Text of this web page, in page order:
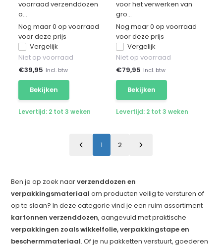
voorraad verzenddozen
o...
Nog maar 0 op voorraad
voor deze prijs
Vergelijk
Niet op voorraad
€39,95 Incl. btw
Bekijken
Levertijd: 2 tot 3 weken
voor het verwerken van
gro...
Nog maar 0 op voorraad
voor deze prijs
Vergelijk
Niet op voorraad
€79,95 Incl. btw
Bekijken
Levertijd: 2 tot 3 weken
1 2
Ben je op zoek naarverzenddozen en
verpakkingsmateriaal om producten veilig te versturen of
op te slaan? In deze categorie vind je een ruim assortiment
kartonnen verzenddozen, aangevuld met praktische
verpakkingen zoals wikkelfolie, verpakkingstape en
beschermmateriaal. Of je nu pakketten verstuurt, goederen